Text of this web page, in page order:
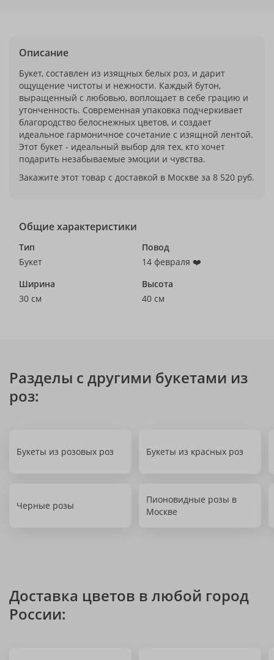
Описание
Букет, составлен из изящных белых роз, и дарит
ощущение чистоты и нежности. Каждый бутон,
выращенный с любовью, воплощает в себе грацию и
утонченность. Современная упаковка подчеркивает
благородство белоснежных цветов, и создает
идеальное гармоничное сочетание с изящной лентой.
Этот букет - идеальный выбор для тех, кто хочет
подарить незабываемые эмоции и чувства.
Закажите этот товар с доставкой в Москве за 8 520 руб.
Общие характеристики
Тип
Букет
Повод
14 февраля ❤️
Ширина
30 см
Высота
40 см
Разделы с другими букетами из
роз:
Букеты из розовых роз Букеты из красных роз
Черные розы
Пионовидные розы в
Москве
Доставка цветов в любой город
России: